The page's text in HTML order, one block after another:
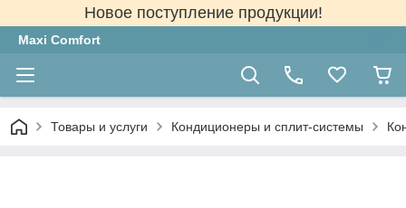
Новое поступление продукции!
Maxi Comfort
Товары и услуги Кондиционеры и сплит-системы